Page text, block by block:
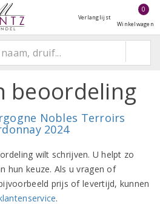
Verlanglijst
0
Winkelwagen
beoordeling
Nobles Terroirs
2024
wilt schrijven. U helpt zo
hun keuze. Als u vragen of
prijs of levertijd, kunnen
.